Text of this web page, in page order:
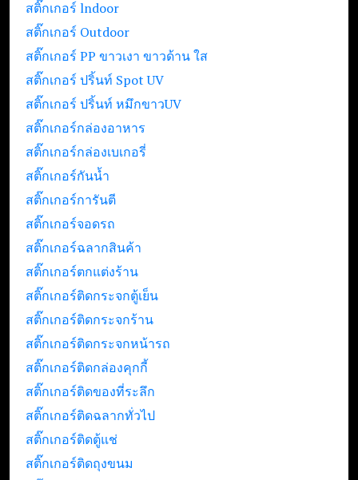
สติ๊กเกอร์ lndoor
สติ๊กเกอร์ Outdoor
สติ๊กเกอร์ PP ขาวเงา ขาวด้าน ใส
สติ๊กเกอร์ ปริ้นท์ Spot UV
สติ๊กเกอร์ ปริ้นท์ หมึกขาวUV
สติ๊กเกอร์กล่องอาหาร
สติ๊กเกอร์กล่องเบเกอรี่
สติ๊กเกอร์กันน้ำ
สติ๊กเกอร์การันตี
สติ๊กเกอร์จอดรถ
สติ๊กเกอร์ฉลากสินค้า
สติ๊กเกอร์ตกแต่งร้าน
สติ๊กเกอร์ติดกระจกตู้เย็น
สติ๊กเกอร์ติดกระจกร้าน
สติ๊กเกอร์ติดกระจกหน้ารถ
สติ๊กเกอร์ติดกล่องคุกกี้
สติ๊กเกอร์ติดของที่ระลึก
สติ๊กเกอร์ติดฉลากทั่วไป
สติ๊กเกอร์ติดตู้แช่
สติ๊กเกอร์ติดถุงขนม